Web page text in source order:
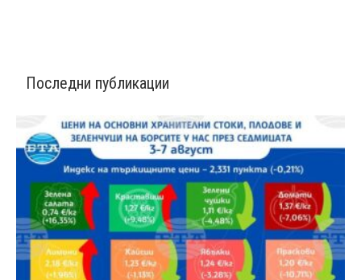
Последни публикации